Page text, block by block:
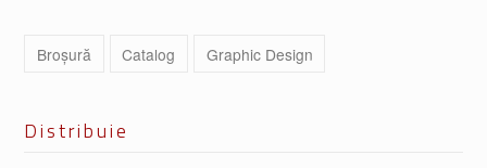
Broșură Catalog Graphic Design
Distribuie